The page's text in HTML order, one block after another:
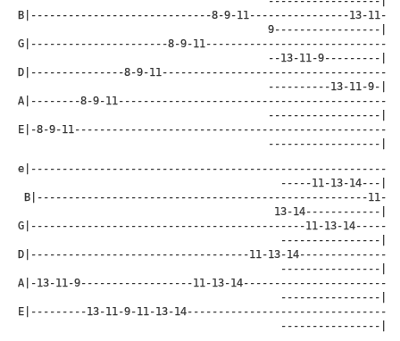
B|-----------------------------8-9-11----------------13-11-
9-----------------|
G|----------------------8-9-11-----------------------------
--13-11-9---------|
D|---------------8-9-11------------------------------------
----------13-11-9-|
A|--------8-9-11-------------------------------------------
------------------|
E|-8-9-11--------------------------------------------------
------------------|
e|---------------------------------------------------------
-----11-13-14---|
B|-----------------------------------------------------11-
13-14------------|
G|--------------------------------------------11-13-14-----
----------------|
D|-----------------------------------11-13-14--------------
----------------|
A|-13-11-9------------------11-13-14-----------------------
----------------|
E|---------13-11-9-11-13-14--------------------------------
----------------|